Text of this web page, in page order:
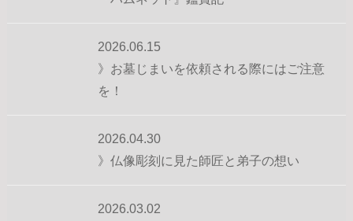
2026.06.15
》お墓じまいを依頼される際にはご注意
を！
2026.04.30
》仏像彫刻に見た師匠と弟子の想い
2026.03.02